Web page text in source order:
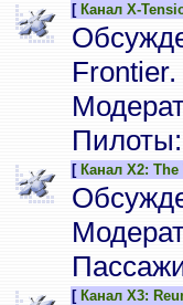
[ Канал X-
Frontier.
Пилоты:
[ Канал X2: The
[ Канал X3: